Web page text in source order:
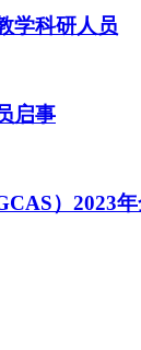
学科研人员
启事
）2023